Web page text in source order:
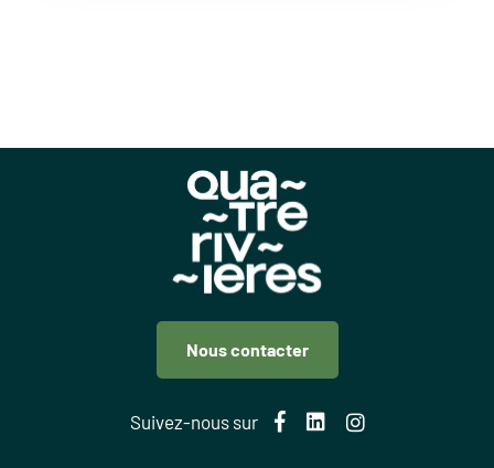
Nous contacter
Suivez-nous sur Facebook
LinkedInInstagram